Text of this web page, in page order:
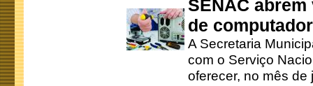
SENAC
de
A Secretaria
com o Serviço
oferecer, no mês de